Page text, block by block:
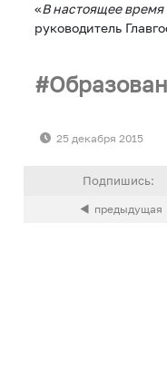
«В настоящее
руководитель
25 декабря 2015